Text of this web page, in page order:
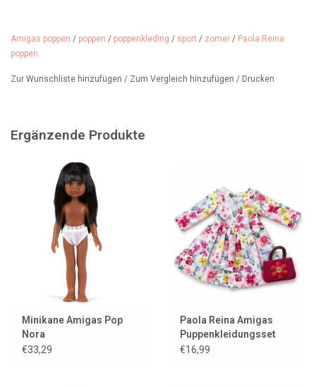
Amigas poppen / poppen / poppenkleding / sport / zomer / Paola Reina
poppen
Zur Wunschliste hinzufügen / Zum Vergleich hinzufügen / Drucken
Ergänzende Produkte
Minikane Amigas Pop
Nora
€33,29
Paola Reina Amigas
Puppenkleidungsset
Rosa
€16,99